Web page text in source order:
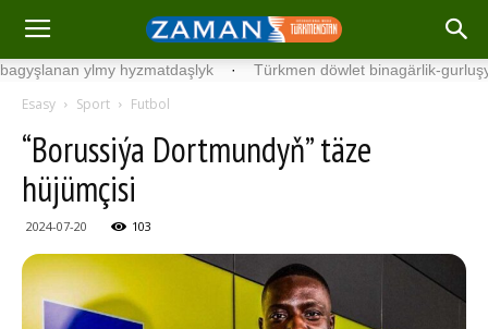
ylmy hyzmatdaşlyk · Türkmen döwlet binagärlik-gurluşyk
Esasy Sport Futbol
“Borussiýa Dortmundyň” täze
hüjümçisi
2024-07-20 103